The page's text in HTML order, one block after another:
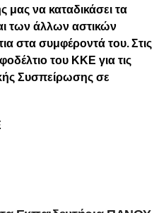
να καταδικάσει τα
των άλλων αστικών
στα συμφέροντά του. Στις
του ΚΚΕ για τις
Συσπείρωσης σε